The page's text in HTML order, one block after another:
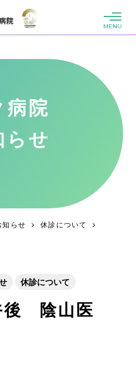
MENU
病院
らせ
知らせ
休診について
休診について
後 陰山医